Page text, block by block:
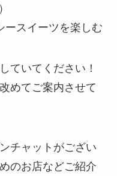
イーツを楽しむ
ていてください！
めてご案内させて
チャットがござい
のお店などご紹介